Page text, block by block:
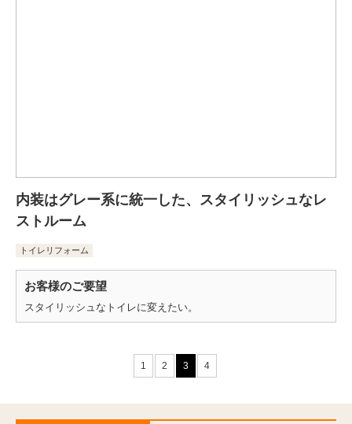
内装はグレー系に統一した、スタイリッシュなレ
ストルーム
トイレリフォーム
お客様のご要望
スタイリッシュなトイレに変えたい。
1 2 3 4